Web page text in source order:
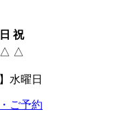
日 祝
△ △
水曜日